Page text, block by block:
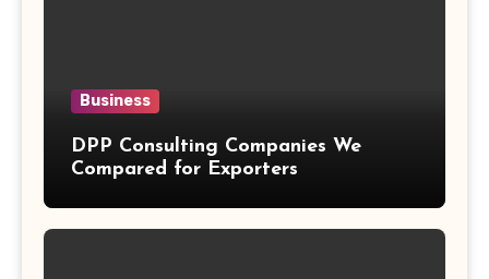
Business
DPP Consulting Companies We
Compared for Exporters